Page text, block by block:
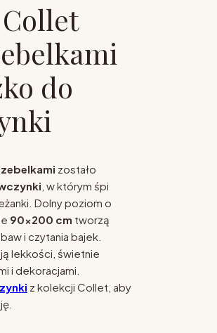
do
zostało
, w którym śpi
Dolny poziom o
90x200 cm tworzą
i czytania bajek.
lekkości, świetnie
i dekoracjami.
z kolekcji Collet, aby